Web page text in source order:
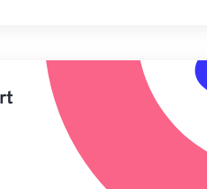
사전 설정에서 적용
사전 설정으로 저장